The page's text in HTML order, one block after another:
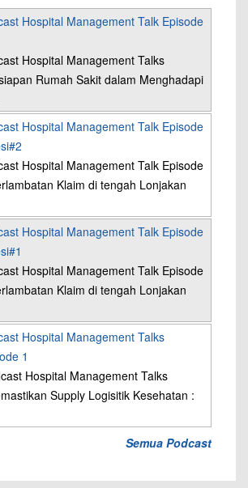
Hospital Management Talk Episode
Hospital Management Talks
Rumah Sakit dalam Menghadapi
Hospital Management Talk Episode
Hospital Management Talk Episode
Klaim di tengah Lonjakan
Hospital Management Talk Episode
Hospital Management Talk Episode
Klaim di tengah Lonjakan
Hospital Management Talks
1
Hospital Management Talks
Supply Logisitik Kesehatan :
Semua Podcast